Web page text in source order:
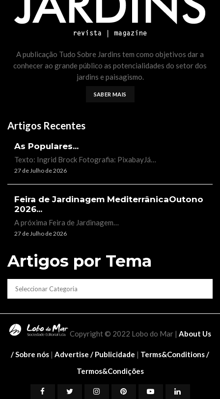
A publicação Tudo Sobre Jardins tem como objetivos dar a
conhecer ao grande público as potencialidades do setor dos
jardins e paisagismo.
SABER MAIS
Artigos Recentes
As Populares...
Texto: Ingrid Brock Fotografia: PixabayJá…
27 de Julho de 2026
Feira de Jardinagem MediterrânicaOutono
2026...
A próxima Feira de Jardinagem…
27 de Julho de 2026
Artigos por Tema
CATEGORIAS
Copyright © 2022 Lobo do Mar | About Us
/ Sobre nós | Advertise / Publicidade | Terms&Conditions /
Termos&Condições